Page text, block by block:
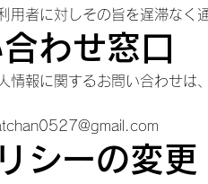
用者に対しその旨を遅滞なく
わせ窓口
情報に関するお問い合わせは
シーの変更